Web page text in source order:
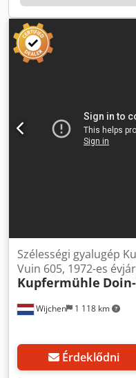
Feszültség [V]: 400 -
mm x 1900 mm (H x Sz x
Szállítási csomagok [db]:
megadott árban az áfa
adózás: Az áfa
Wijchen 1 118 km
Szélességi gyalugép
Vuin 605, 1972-es
Kupfermühle
Érdeklődni